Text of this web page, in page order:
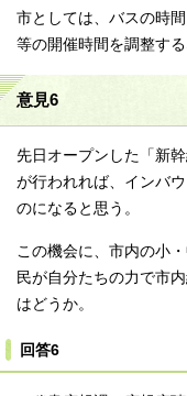
市としては、バスの時
等の開催時間を調整す
意見6
先日オープンした「新
が行われれば、インバ
のになると思う。
この機会に、市内の小
民が自分たちの力で市
はどうか。
回答6